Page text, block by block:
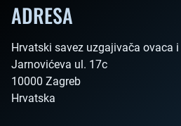
ADRESA
Hrvatski savez uzgajivača ovaca i
Jarnovićeva ul. 17c
10000 Zagreb
Hrvatska